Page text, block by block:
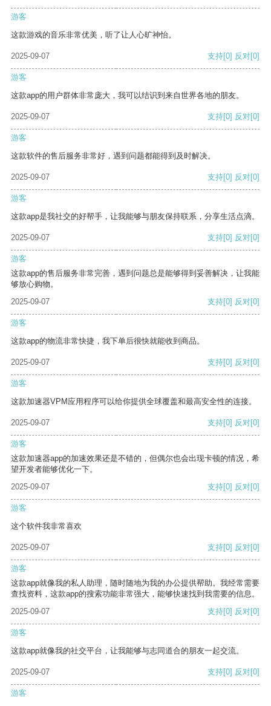
游客
这款游戏的音乐非常优美，听了让人心旷神怡。
2025-09-07 支持[0] 反对[0]
游客
这款app的用户群体非常庞大，我可以结识到来自世界各地的朋友。
2025-09-07 支持[0] 反对[0]
游客
这款软件的售后服务非常好，遇到问题都能得到及时解决。
2025-09-07 支持[0] 反对[0]
游客
这款app是我社交的好帮手，让我能够与朋友保持联系，分享生活点滴。
2025-09-07 支持[0] 反对[0]
游客
这款app的售后服务非常完善，遇到问题总是能够得到妥善解决，让我能
够放心购物。
2025-09-07
支持[0] 反对[0]
游客
这款app的物流非常快捷，我下单后很快就能收到商品。
2025-09-07 支持[0] 反对[0]
游客
这款加速器VPM应用程序可以给你提供全球覆盖和最高安全性的连接。
2025-09-07 支持[0] 反对[0]
游客
这款加速器app的加速效果还是不错的，但偶尔也会出现卡顿的情况，希
望开发者能够优化一下。
2025-09-07
支持[0] 反对[0]
游客
这个软件我非常喜欢
2025-09-07 支持[0] 反对[0]
游客
这款app就像我的私人助理，随时随地为我的办公提供帮助。我经常需要
查找资料，这款app的搜索功能非常强大，能够快速找到我需要的信息。
2025-09-07
支持[0] 反对[0]
游客
这款app就像我的社交平台，让我能够与志同道合的朋友一起交流。
2025-09-07 支持[0] 反对[0]
游客